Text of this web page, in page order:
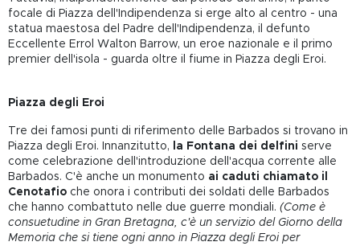
focale di Piazza dell'Indipendenza si erge alto al centro - una
statua maestosa del Padre dell'Indipendenza, il defunto
Eccellente Errol Walton Barrow, un eroe nazionale e il primo
premier dell'isola - guarda oltre il fiume in Piazza degli Eroi.
Piazza degli Eroi
Tre dei famosi punti di riferimento delle Barbados si trovano in
Piazza degli Eroi. Innanzitutto,
la Fontana dei delfini serve
come celebrazione dell'introduzione dell'acqua corrente alle
Barbados. C'è anche un monumento ai caduti chiamato il
Cenotafio che onora i contributi dei soldati delle Barbados
che hanno combattuto nelle due guerre mondiali. (Come è
consuetudine in Gran Bretagna, c'è un servizio del Giorno della
Memoria che si tiene ogni anno in Piazza degli Eroi per